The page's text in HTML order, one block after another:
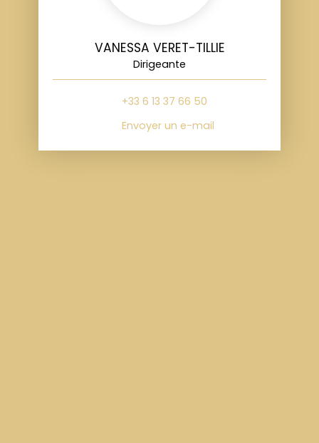
VANESSA VERET-TILLIE
Dirigeante
+33 6 13 37 66 50
Envoyer un e-mail